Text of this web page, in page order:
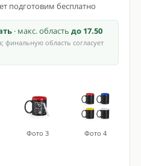
подготовим бесплатно
· макс. область до 17.50
область согласует
Фото 3 Фото 4